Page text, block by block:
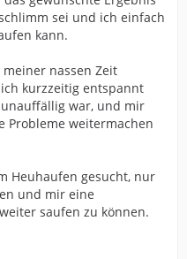
sei und ich einfach
kann.
nassen Zeit
kurzzeitig entspannt
war, und mir
Probleme weitermachen
Heuhaufen gesucht, nur
und mir eine
saufen zu können.